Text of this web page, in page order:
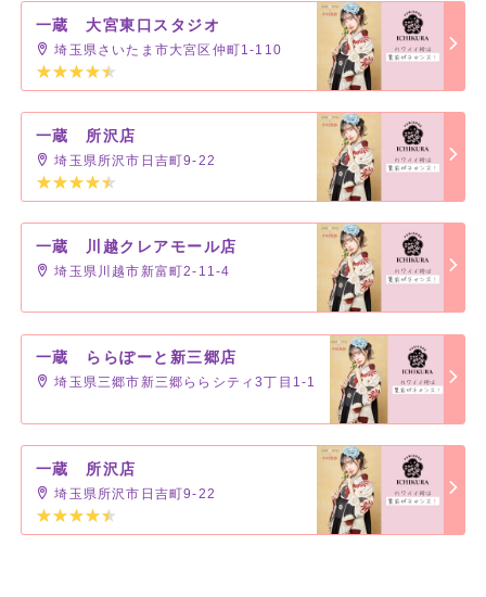
一蔵 大宮東口スタジオ
埼玉県さいたま市大宮区仲町1-110
一蔵 所沢店
埼玉県所沢市日吉町9-22
一蔵 川越クレアモール店
埼玉県川越市新富町2-11-4
一蔵 ららぽーと新三郷店
埼玉県三郷市新三郷ららシティ3丁目1-1
一蔵 所沢店
埼玉県所沢市日吉町9-22